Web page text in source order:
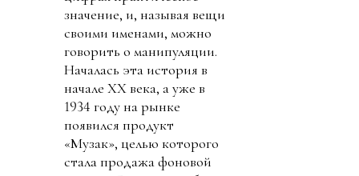
значение, и, называя вещи
своими именами, можно
говорить о манипуляции.
Началась эта история в
начале ХХ века, а уже в
1934 году на рынке
появился продукт
«Музак», целью которого
стала продажа фоновой